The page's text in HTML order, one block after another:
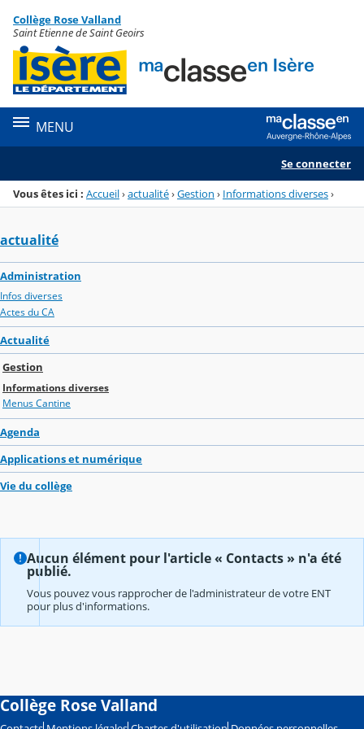
Menu de la rubrique
Contenu
Collège Rose Valland
Saint Etienne de Saint Geoirs
MENU
Se connecter
Vous êtes ici : Accueil›actualité›Gestion › Informations diverses›
actualité
Administration
Infos diverses
Actes du CA
Actualité
Gestion
Informations diverses
Menus Cantine
Agenda
Applications et numérique
Vie du collège
Aucun élément pour l'article « Contacts » n'a été
publié.
Vous pouvez vous rapprocher de l'administrateur de votre ENT
pour plus d'informations.
Collège Rose Valland